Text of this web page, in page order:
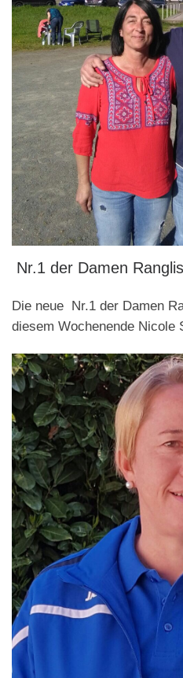
Nr.1 der Damen
Die neue Nr.1 der Damen
diesem Wochenende Nicole